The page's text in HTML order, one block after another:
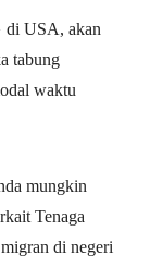
di USA, akan
tabung
waktu
mungkin
Tenaga
di negeri